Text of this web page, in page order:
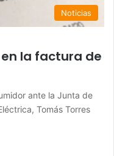
Noticias
la factura de
ante la Junta de
Tomás Torres